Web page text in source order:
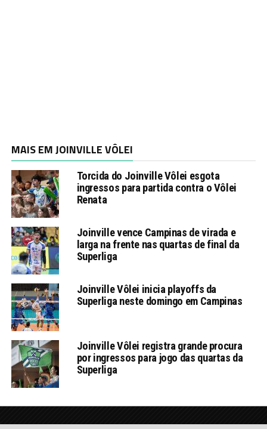
MAIS EM JOINVILLE VÔLEI
Torcida do Joinville Vôlei esgota
ingressos para partida contra o Vôlei
Renata
Joinville vence Campinas de virada e
larga na frente nas quartas de final da
Superliga
Joinville Vôlei inicia playoffs da
Superliga neste domingo em Campinas
Joinville Vôlei registra grande procura
por ingressos para jogo das quartas da
Superliga